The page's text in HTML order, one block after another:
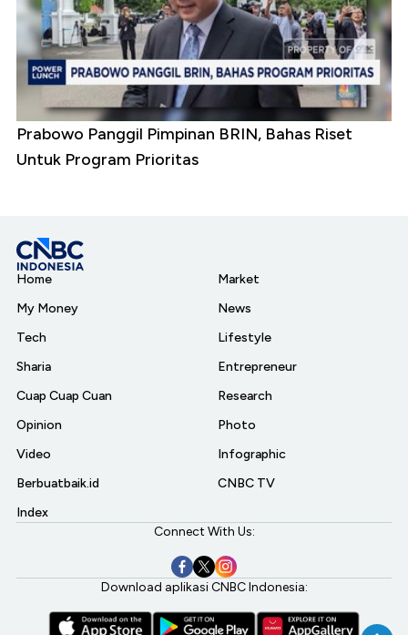
Prabowo Panggil Pimpinan BRIN, Bahas Riset
Untuk Program Prioritas
Home
My Money
Tech
Sharia
Cuap Cuap Cuan
Opinion
Video
Berbuatbaik.id
Index
Market
News
Lifestyle
Entrepreneur
Research
Photo
Infographic
CNBC TV
Connect With Us:
Download aplikasi CNBC Indonesia: